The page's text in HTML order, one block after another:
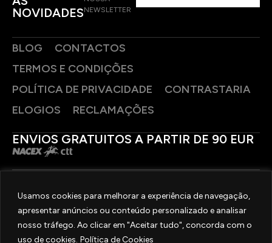
Usamos cookies para melhorar a experiência de navegação,
apresentar anúncios ou conteúdo personalizado e analisar
nosso tráfego. Ao clicar em "Aceitar tudo", concorda com o
uso de cookies. Política de Cookies
NOVIDADESNEWSLETTER
BLOG
CONTACTOS
TERMOS E CONDIÇÕES
POLÍTICA DE PRIVACIDADE
CONTRASTARIA
ELOGIOS
RECLAMAÇÕES
ENVIOS GRATUITOS A PARTIR DE 90 EUR
SIGA-NOS
2025 © OURIVESARIA FRADIZELA